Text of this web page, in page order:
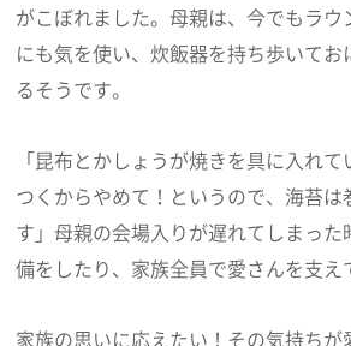
がこぼれました。母親は、今でもラ
にも気を使い、炊飯器を持ち歩いて
るそうです。
「昆布とかしょうが焼きを具に入れ
つくからやめて！というので、海苔は
す」母親の会場入りが遅れてしまっ
備をしたり、家族全員で愛さんを支え
家族の思いに応えたい！その気持ち